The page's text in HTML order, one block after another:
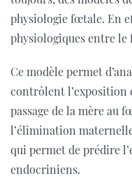
physiologie fœtale. En
physiologiques entre
Ce modèle permet
contrôlent l’exposition
passage de la mère au
l’élimination
qui permet de prédire
endocriniens.